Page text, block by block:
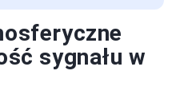
sygnału w